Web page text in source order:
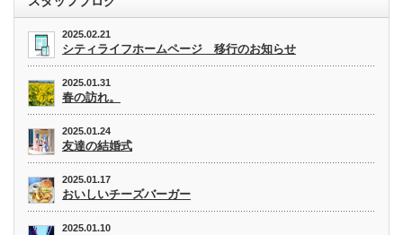
2025.02.21
シティライフホームページ 移行のお知らせ
2025.01.31
春の訪れ。
2025.01.24
友達の結婚式
2025.01.17
おいしいチーズバーガー
2025.01.10